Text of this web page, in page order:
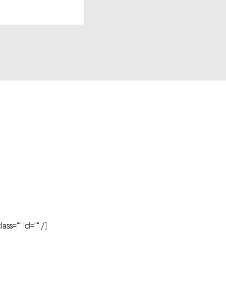
id=”” /]